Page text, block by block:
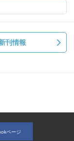
刊情報
ページ